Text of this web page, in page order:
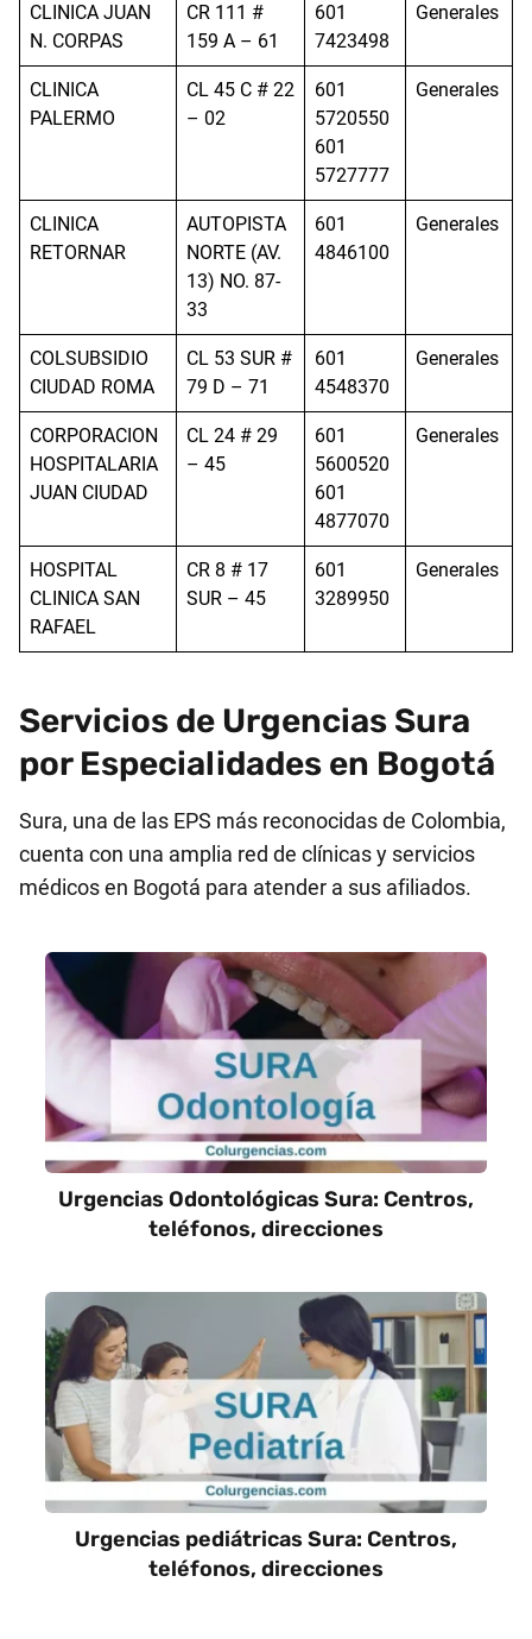
CLINICA JUAN
N. CORPAS
CR 111 #
159 A – 61
601
7423498
Generales
CLINICA
PALERMO
CL 45 C # 22
– 02
601
5720550
601
5727777
Generales
CLINICA
RETORNAR
AUTOPISTA
NORTE (AV.
13) NO. 87-
33
601
4846100
Generales
COLSUBSIDIO
CIUDAD ROMA
CL 53 SUR #
79 D – 71
601
4548370
Generales
CORPORACION
HOSPITALARIA
JUAN CIUDAD
CL 24 # 29
– 45
601
5600520
601
4877070
Generales
HOSPITAL
CLINICA SAN
RAFAEL
CR 8 # 17
SUR – 45
601
3289950
Generales
Servicios de Urgencias Sura
por Especialidades en Bogotá
Sura, una de las EPS más reconocidas de Colombia,
cuenta con una amplia red de clínicas y servicios
médicos en Bogotá para atender a sus afiliados.
Urgencias Odontológicas Sura: Centros,
teléfonos, direcciones
Urgencias pediátricas Sura: Centros,
teléfonos, direcciones